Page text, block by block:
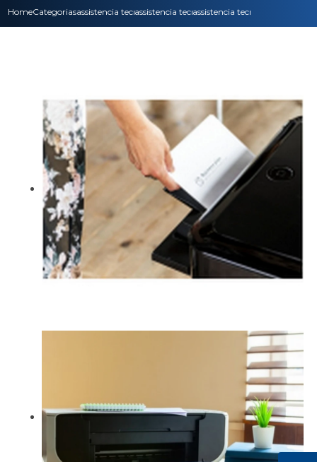
HomeCategoriasassistencia tecnicaassistencia tecnica pcassistencia tecnica epson